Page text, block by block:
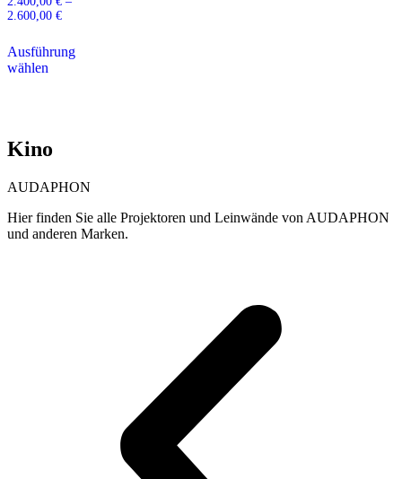
2.600,00 €
2.600,00 €
Ausführung
wählen
Produktseite
gewählt
Kino
AUDAPHON
Hier finden Sie alle Projektoren und Leinwände von AUDAPHON
und anderen Marken.